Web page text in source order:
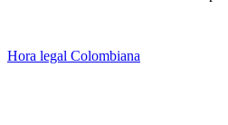
Hora legal Colombiana